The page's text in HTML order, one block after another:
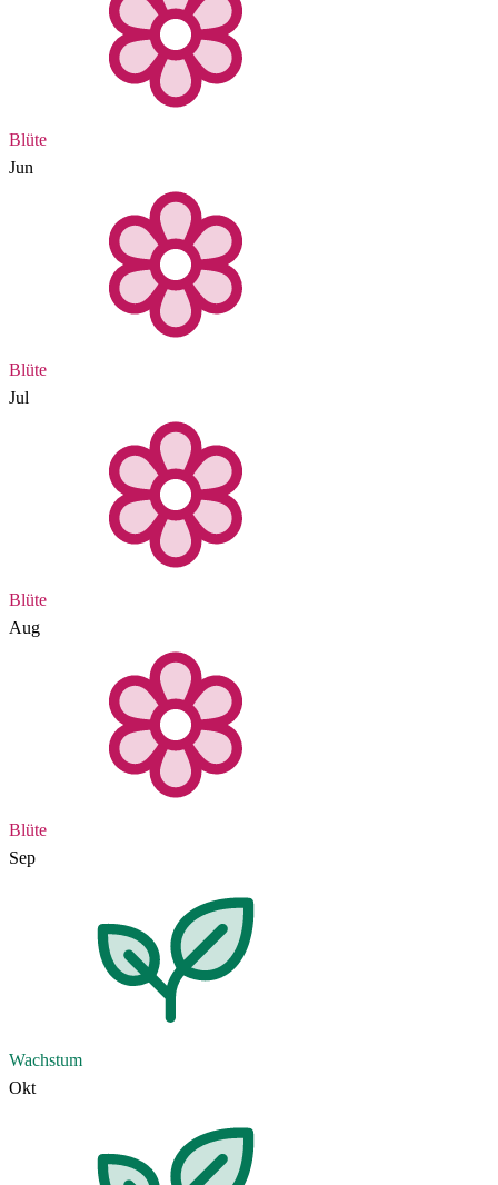
Blüte
Jun
Blüte
Jul
Blüte
Aug
Blüte
Sep
Wachstum
Okt